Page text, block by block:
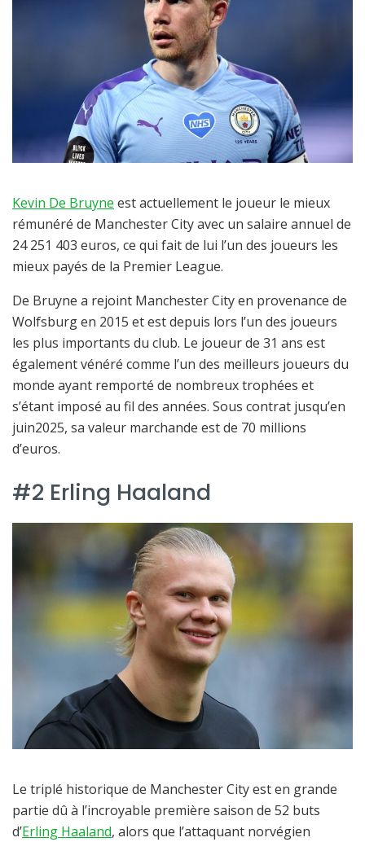
Kevin De Bruyne est actuellement le joueur le mieux
rémunéré de Manchester City avec un salaire annuel de
24 251 403 euros, ce qui fait de lui l’un des joueurs les
mieux payés de la Premier League.
De Bruyne a rejoint Manchester City en provenance de
Wolfsburg en 2015 et est depuis lors l’un des joueurs
les plus importants du club. Le joueur de 31 ans est
également vénéré comme l’un des meilleurs joueurs du
monde ayant remporté de nombreux trophées et
s’étant imposé au fil des années. Sous contrat jusqu’en
juin2025, sa valeur marchande est de 70 millions
d’euros.
#2 Erling Haaland
Le triplé historique de Manchester City est en grande
partie dû à l’incroyable première saison de 52 buts
d’Erling Haaland, alors que l’attaquant norvégien